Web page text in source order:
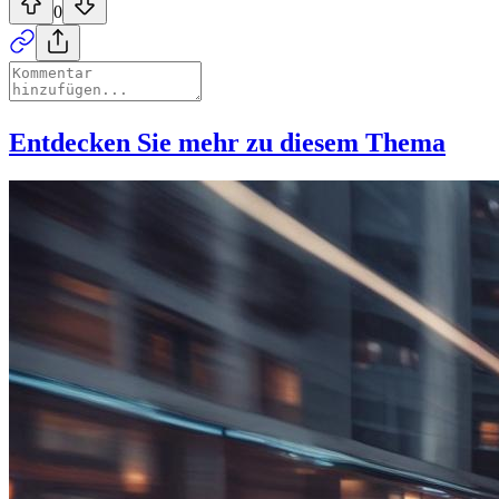
0
Entdecken Sie mehr zu diesem Thema